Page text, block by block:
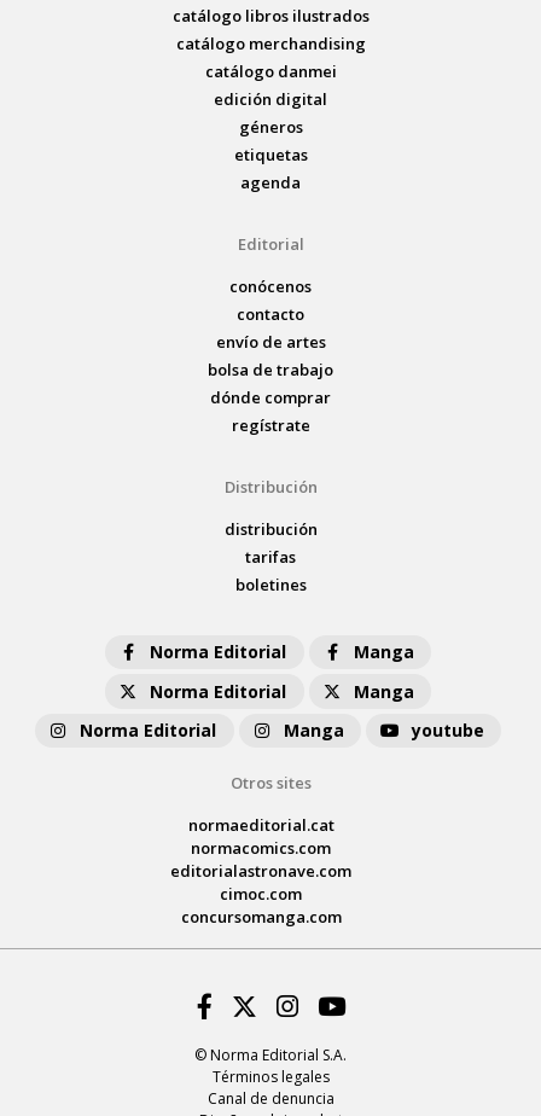
catálogo libros ilustrados
catálogo merchandising
catálogo danmei
edición digital
géneros
etiquetas
agenda
Editorial
conócenos
contacto
envío de artes
bolsa de trabajo
dónde comprar
regístrate
Distribución
distribución
tarifas
boletines
Norma Editorial
Manga
Norma Editorial
Manga
Norma Editorial
Manga youtube
Otros sites
normaeditorial.cat
normacomics.com
editorialastronave.com
cimoc.com
concursomanga.com
© Norma Editorial S.A.
Términos legales
Canal de denuncia
Facebook
Twitter
Instagram
Youtube